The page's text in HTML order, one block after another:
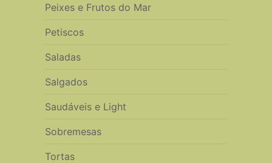
Peixes e Frutos do Mar
Petiscos
Saladas
Salgados
Saudáveis e Light
Sobremesas
Tortas